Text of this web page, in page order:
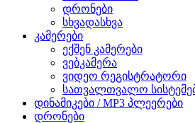
დრონები
სხვადასხვა
კამერები
ექშენ კამერები
ვებკამერა
ვიდეო რეგისტრატორი
სათვალთვალო
დინამიკები / MP3 პლეერები
დრონები